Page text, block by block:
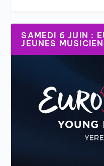
SAMEDI 6 JUIN :
JEUNES